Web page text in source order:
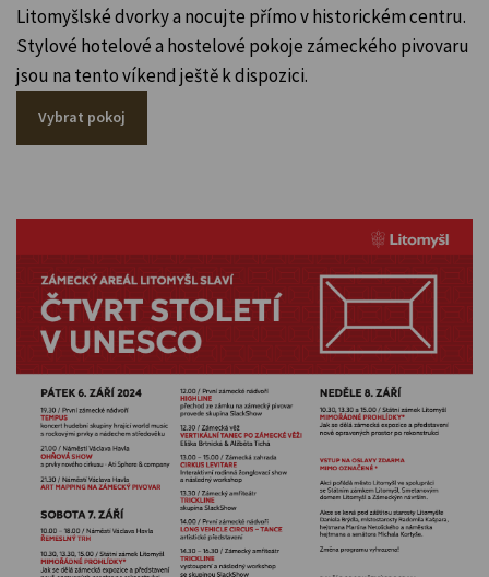
Litomyšlské dvorky a nocujte přímo v historickém centru.
Stylové hotelové a hostelové pokoje zámeckého pivovaru
jsou na tento víkend ještě k dispozici.
Vybrat pokoj